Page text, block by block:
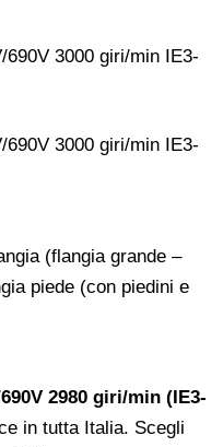
(flangia grande –
piede (con piedini e
2980 giri/min (IE3-
in tutta Italia. Scegli